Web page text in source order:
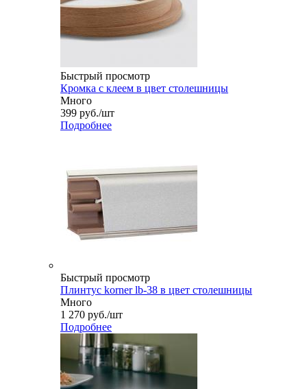
Быстрый просмотр
Кромка с клеем в цвет столешницы
Много
399 руб./шт
Подробнее
Быстрый просмотр
Плинтус korner lb-38 в цвет столешницы
Много
1 270 руб./шт
Подробнее